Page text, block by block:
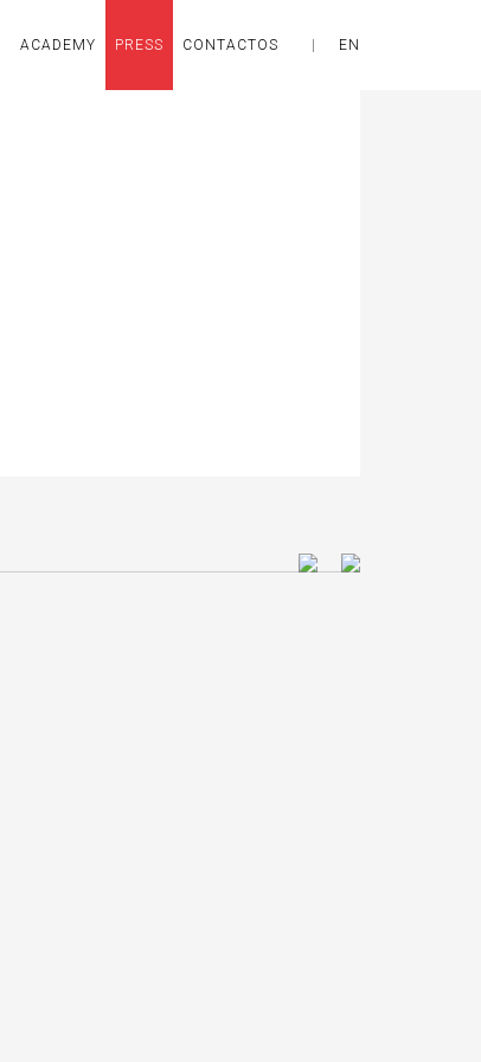
ACADEMY PRESS CONTACTOS EN